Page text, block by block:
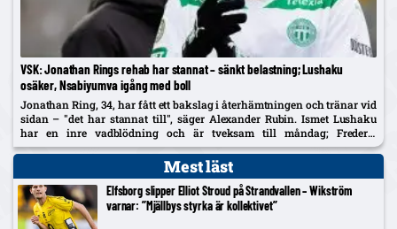
VSK: Jonathan Rings rehab har stannat – sänkt belastning; Lushaku
osäker, Nsabiyumva igång med boll
Jonathan Ring, 34, har fått ett bakslag i återhämtningen och tränar vid
sidan – "det har stannat till", säger Alexander Rubin. Ismet Lushaku
har en inre vadblödning och är tveksam till måndag; Frederic
Nsabiyumva har påbörjat individuella bollpass.
Mest läst
Elfsborg slipper Elliot Stroud på Strandvallen – Wikström
varnar: ”Mjällbys styrka är kollektivet”